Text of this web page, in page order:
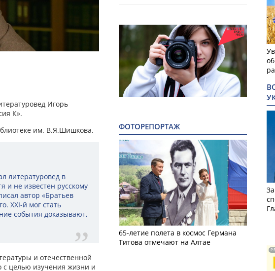
Игорь
К».
им. В.Я.Шишкова.
литературовед в
и не известен русскому
автор «Братьев
XXI-й мог стать
события доказывают,
и отечественной
с целью изучения жизни и
ФОТОРЕПОРТАЖ
65-летие полета в космос Германа
Титова отмечают на Алтае